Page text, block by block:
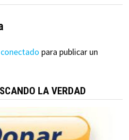
conectado para publicar un
LA VERDAD